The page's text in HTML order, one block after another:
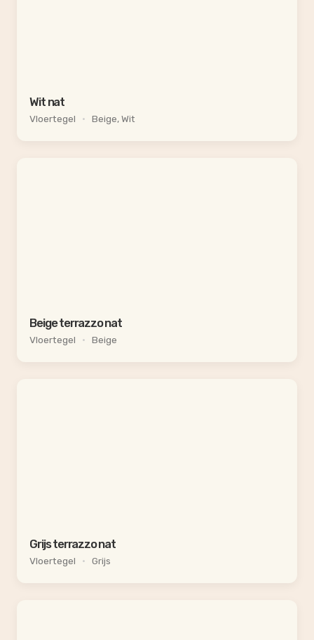
Wit nat
Vloertegel • Beige, Wit
Beige terrazzo nat
Vloertegel • Beige
Grijs terrazzo nat
Vloertegel • Grijs